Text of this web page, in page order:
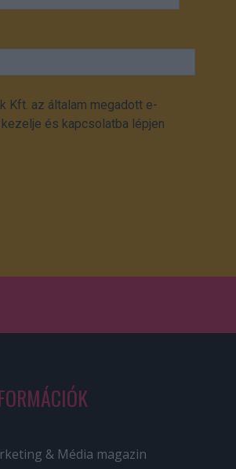
Kft. az általam megadott e-
és kapcsolatba lépjen
& Média magazin